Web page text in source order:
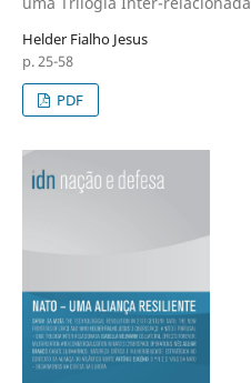
Helder Fialho Jesus
p. 25-58
PDF